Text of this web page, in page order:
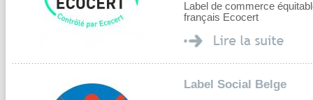
Label de commerce
français Ecocert
Label Social Belge